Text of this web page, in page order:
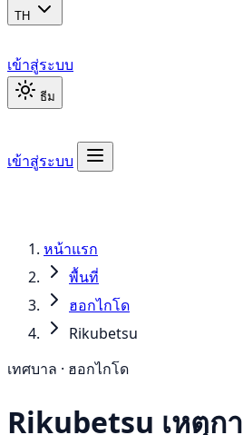
TH
เข้าสู่ระบบ
ธีม
เข้าสู่ระบบ
หน้าแรก
พื้นที่
ฮอกไกโด
Rikubetsu
เทศบาล · ฮอกไกโด
Rikubetsu เหตุก